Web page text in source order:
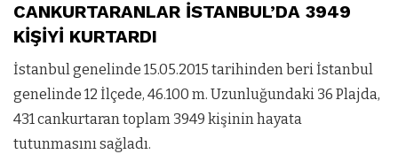
CANKURTARANLAR İSTANBUL’DA 3949
KİŞİYİ KURTARDI
İstanbul genelinde 15.05.2015 tarihinden beri İstanbul
genelinde 12 İlçede, 46.100 m. Uzunluğundaki 36 Plajda,
431 cankurtaran toplam 3949 kişinin hayata
tutunmasını sağladı.